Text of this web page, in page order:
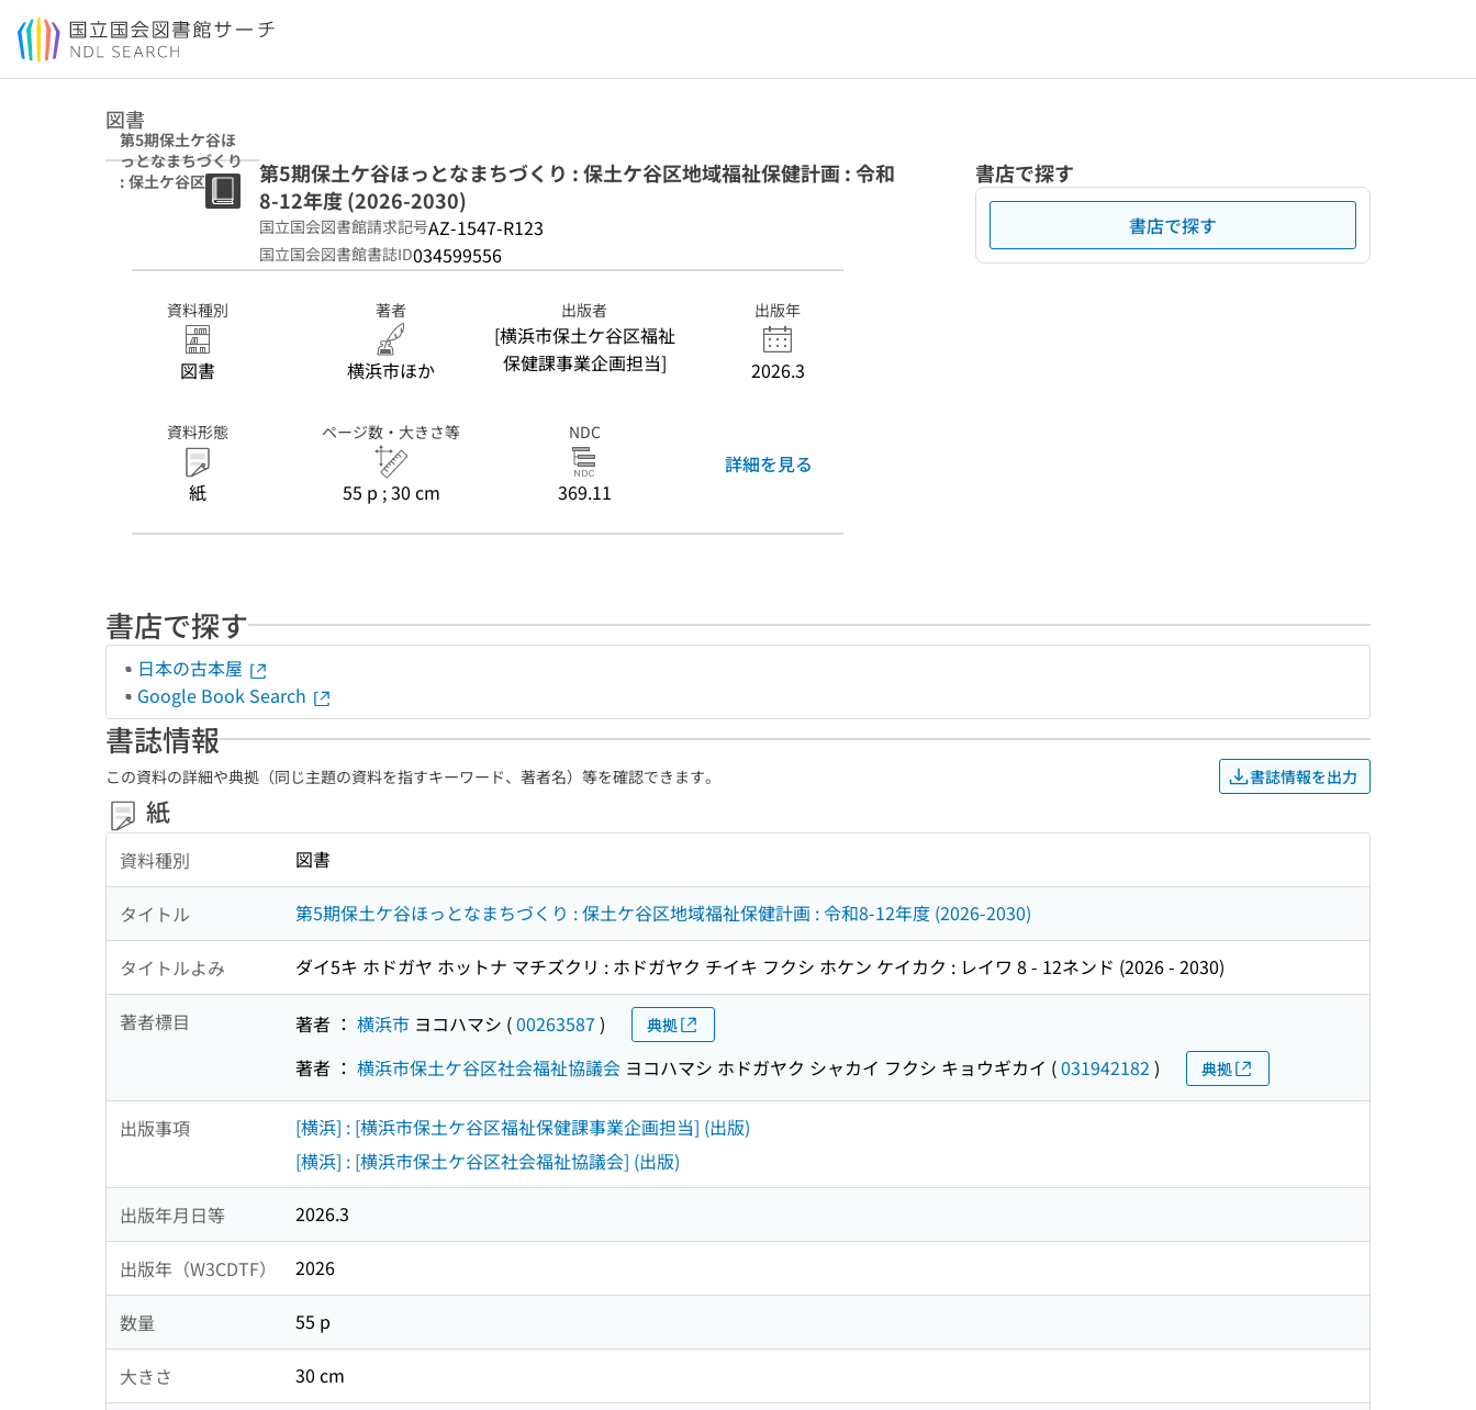
本文へ移動
図書
第5期保土ケ谷ほ
っとなまちづくり
: 保土ケ谷区地域
福祉保健計画 : 令
第5期保土ケ谷ほっとなまちづくり : 保土ケ谷区地域福祉保健計画 : 令和
8-12年度 (2026-2030)
国立国会図書館請求記号AZ-1547-R123
国立国会図書館書誌ID034599556
資料種別
図書
著者
横浜市ほか
出版者
[横浜市保土ケ谷区福祉
保健課事業企画担当]
出版年
2026.3
資料形態
紙
ページ数・大きさ等
55 p ; 30 cm
NDC
369.11
詳細を見る
書店で探す
書店で探す
書店で探す
日本の古本屋
Google Book Search
書誌情報
この資料の詳細や典拠（同じ主題の資料を指すキーワード、著者名）等を確認できます。 書誌情報を出力
紙
資料種別 図書
タイトル 第5期保土ケ谷ほっとなまちづくり : 保土ケ谷区地域福祉保健計画 : 令和8-12年度 (2026-2030)
タイトルよみ ダイ5キ ホドガヤ ホットナ マチズクリ : ホドガヤク チイキ フクシ ホケン ケイカク : レイワ 8 - 12ネンド (2026 - 2030)
著者標目 著者 ： 横浜市 ヨコハマシ (00263587 ) 典拠
著者 ： 横浜市保土ケ谷区社会福祉協議会 ヨコハマシ ホドガヤク シャカイ フクシ キョウギカイ (031942182 ) 典拠
出版事項
[横浜] : [横浜市保土ケ谷区福祉保健課事業企画担当] (出版)
[横浜] : [横浜市保土ケ谷区社会福祉協議会] (出版)
出版年月日等 2026.3
出版年（W3CDTF） 2026
数量 55 p
大きさ 30 cm